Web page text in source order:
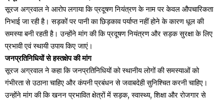
सूरज अग्रवाल ने आरोप लगाया कि प्रदूषण नियंत्रण के नाम पर केवल औपचारिकता
निभाई जा रही है। सड़कों पर पानी का छिड़काव पर्याप्त नहीं होने के कारण धूल की
समस्या बनी रहती है। उन्होंने मांग की कि प्रदूषण नियंत्रण और सड़क सुरक्षा के लिए
प्रभावी एवं स्थायी उपाय किए जाएं।
जनप्रतिनिधियों से हस्तक्षेप की मांग
सूरज अग्रवाल ने कहा कि जनप्रतिनिधियों को स्थानीय लोगों की समस्याओं को
गंभीरता से उठाना चाहिए और कंपनी प्रबंधन से जवाबदेही सुनिश्चित करनी चाहिए।
उन्होंने मांग की कि खनन प्रभावित क्षेत्रों में सड़क, स्वास्थ्य, शिक्षा और रोजगार से